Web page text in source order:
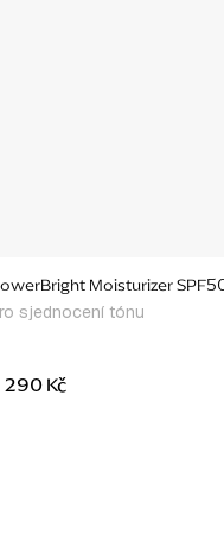
Moisturizer
sjednocení tónu
290 Kč